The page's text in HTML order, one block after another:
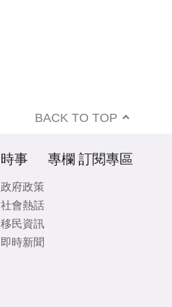
BACK TO TOP
時事
政府政策
社會熱話
移民資訊
即時新聞
專欄 訂閱專區